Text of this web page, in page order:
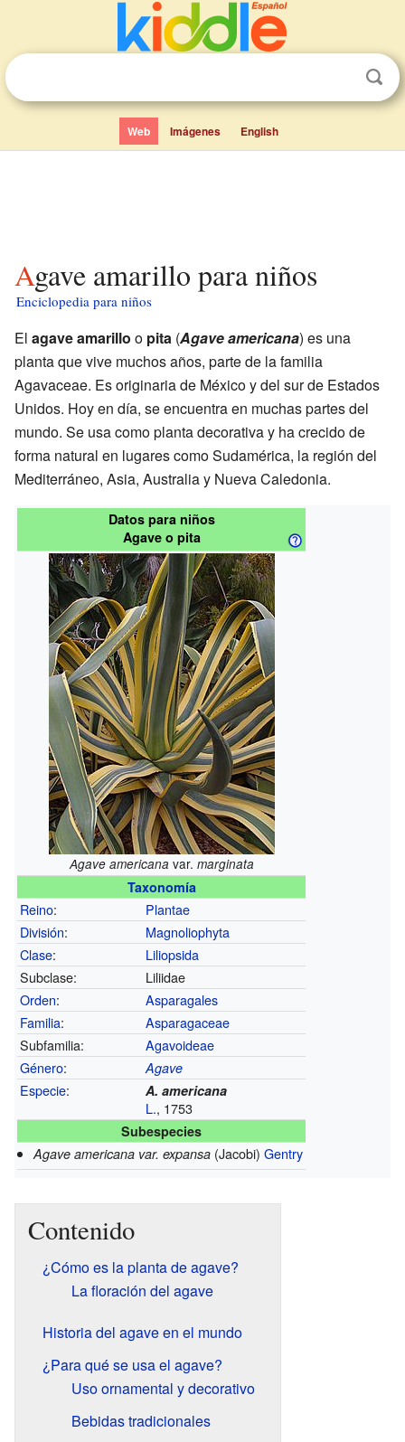
Web Imágenes English
Agave amarillo para niños
Enciclopedia para niños
El agave amarillo o pita (Agave americana) es una
planta que vive muchos años, parte de la familia
Agavaceae. Es originaria de México y del sur de Estados
Unidos. Hoy en día, se encuentra en muchas partes del
mundo. Se usa como planta decorativa y ha crecido de
forma natural en lugares como Sudamérica, la región del
Mediterráneo, Asia, Australia y Nueva Caledonia.
Datos para niños
Agave o pita
Agave americana var. marginata
Taxonomía
Reino:
Plantae
División:
Magnoliophyta
Clase:
Liliopsida
Subclase:
Liliidae
Orden:
Asparagales
Familia:
Asparagaceae
Subfamilia:
Agavoideae
Género: Agave
Especie: A. americana
L., 1753
Subespecies
Agave americana var. expansa(Jacobi) Gentry
Contenido
¿Cómo es la planta de agave?
La floración del agave
Historia del agave en el mundo
¿Para qué se usa el agave?
Uso ornamental y decorativo
Bebidas tradicionales